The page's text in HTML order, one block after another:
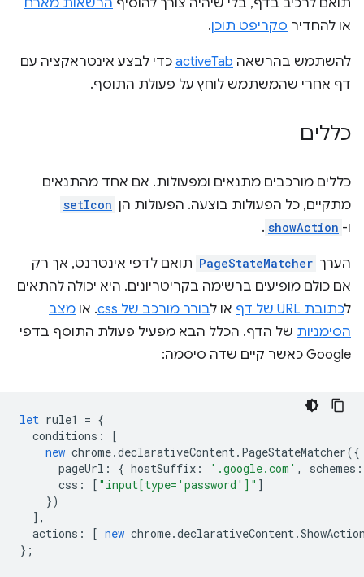
תואם לרכיב בדף, בלי שיהיה צורך להוסיף הרשאות מארח
או להחדיר סקריפט תוכן.
להשתמש בהרשאה activeTab כדי לבצע אינטראקציה עם
דף אחרי שהמשתמש לוחץ על פעולת התוסף.
כללים
כללים מורכבים מתנאים ומפעולות. אם אחד מהתנאים
מתקיים, כל הפעולות בוצעה. הפעולות הן setIcon
ו- showAction
.
הערך PageStateMatcher תואם לדפי אינטרנט, אך רק
אם כולם מופיעים ברשימה בקריטריונים. היא יכולה להתאים
לכתובת URL של דף או לבורר מורכב של css . או מצב
הסימניות של הדף. הכלל הבא מפעיל פעולת התוסף בדפי
Google כאשר קיים שדה סיסמה:
let rule1 = {
conditions :
[
new chrome.declarativeContent. PageStateMatcher({
pageUrl : { hostSuffix : '.google.com' , schemes :
css : [ "input[type='password']" ]
})
],
actions : [ new chrome.declarativeContent.
};